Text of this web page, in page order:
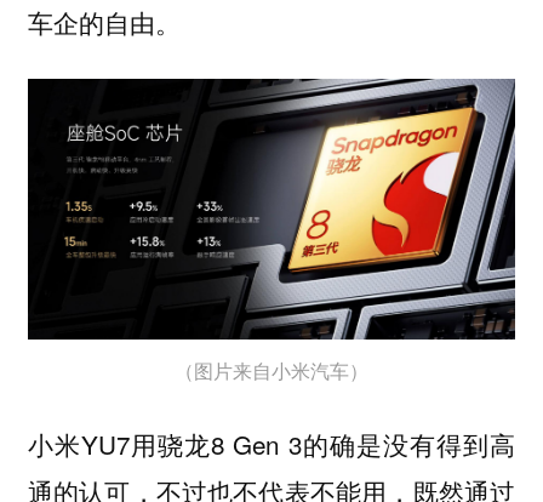
车企的自由。
（图片来自小米汽车）
小米YU7用骁龙8 Gen 3的确是没有得到高
通的认可，不过也不代表不能用，既然通过